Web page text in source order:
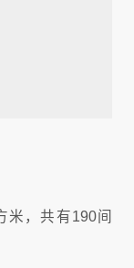
米，共有190间